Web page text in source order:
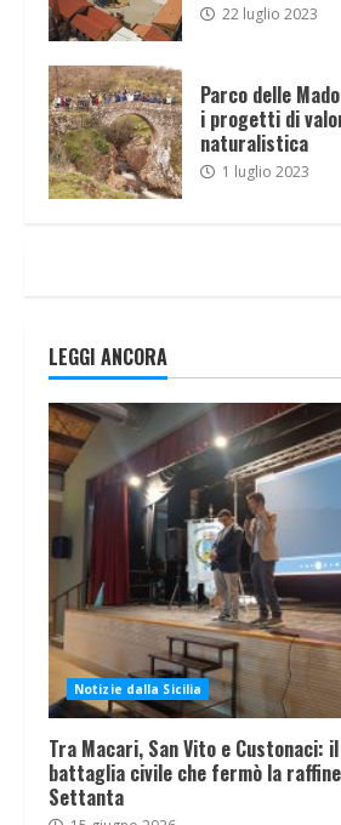
22 luglio 2023
Parco delle
i progetti di
naturalistica
1 luglio 2023
LEGGI ANCORA
Notizie dalla Sicilia
Tra Macari, San Vito e Custonaci:
battaglia civile che fermò la
Settanta